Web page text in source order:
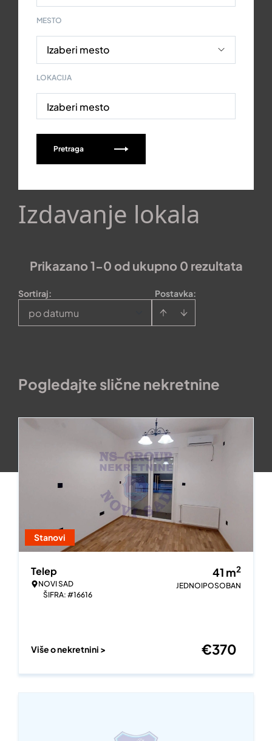
MESTO
LOKACIJA
Izaberi mesto
Pretraga
Izdavanje lokala
Prikazano 1-0 od ukupno 0 rezultata
Postavka:
Sortiraj:
po datumu
Pogledajte slične nekretnine
Stanovi
Telep
NOVI SAD
ŠIFRA: #16616
41 m2
JEDNOIPOSOBAN
Više o nekretnini > €370